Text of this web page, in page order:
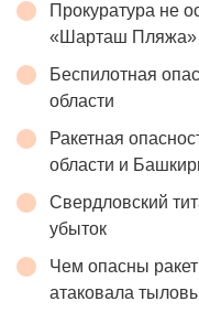
Прокуратура не
«Шарташ Пляжа»
Беспилотная
области
Ракетная
области и
Свердловский
убыток
Чем опасны
атаковала